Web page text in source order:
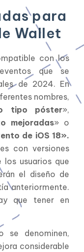
para
Wallet
con los
que se
de 2024. En
nombres,
tipo póster»,
mejoradas» o
de iOS 18».
con versiones
los usuarios que
el diseño de
anteriormente.
que tener en
se denominen,
considerable